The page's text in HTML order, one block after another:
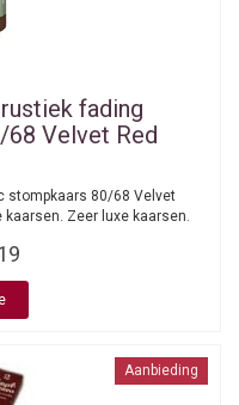
fading
Velvet Red
stompkaars 80/68 Velvet
kaarsen. Zeer luxe kaarsen.
Aanbieding